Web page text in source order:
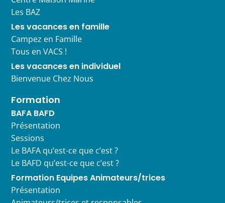
Les BAZ
Les vacances en famille
Campez en Famille
Tous en VACS !
Les vacances en individuel
Bienvenue Chez Nous
Formation
BAFA BAFD
Présentation
Sessions
Le BAFA qu’est-ce que c’est ?
Le BAFD qu’est-ce que c’est ?
Formation Equipes Animateurs/trices
Présentation